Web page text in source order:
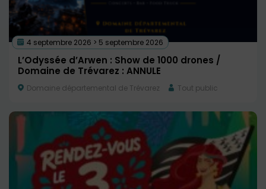
4 septembre 2026 > 5 septembre 2026
L’Odyssée d’Arwen : Show de 1000 drones /
Domaine de Trévarez : ANNULE
Domaine départemental de Trévarez Tout public